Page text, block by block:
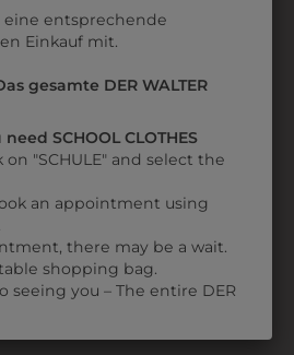
ANGESEHEN
entsprechende
Einkauf mit.
gesamte DER WALTER
SCHOOL CLOTHES
"SCHULE" and select the
an appointment using
there may be a wait.
shopping bag.
seeing you – The entire DER